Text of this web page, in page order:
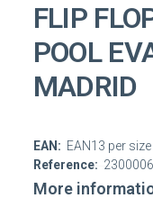
FLIP
POOL
MADRID
Reference:
EAN: EAN13 per size
More